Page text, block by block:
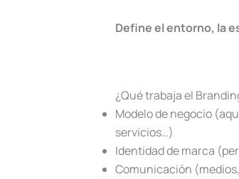
Define el entorno, la
¿Qué trabaja el
Modelo de negocio
servicios…)
Identidad de marca
Comunicación